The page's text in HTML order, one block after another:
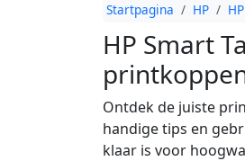
Startpagina HP
HP Smart
Ontdek de juiste
handige tips en
klaar is voor